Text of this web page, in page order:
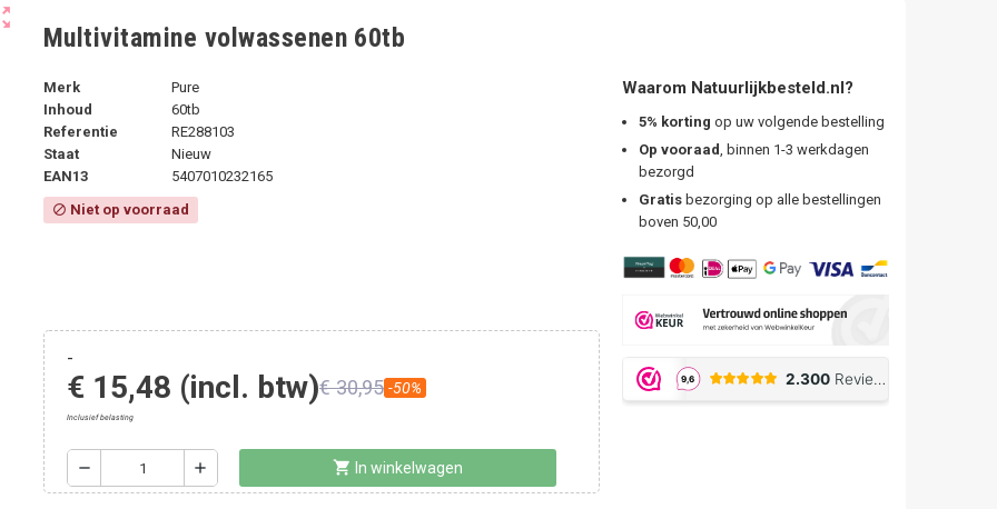
Multivitamine volwassenen 60tb
Merk
Pure
Inhoud
60tb
Referentie
RE288103
Staat
Nieuw
EAN13
5407010232165
block Niet op voorraad
-
€ 15,48 (incl. btw)€ 30,95 -50%
Inclusief belasting
remove add shopping_cart In winkelwagen
Waarom Natuurlijkbesteld.nl?
5% korting op uw volgende bestelling
Op vooraad, binnen 1-3 werkdagen
bezorgd
Gratisbezorging op alle bestellingen
boven 50,00